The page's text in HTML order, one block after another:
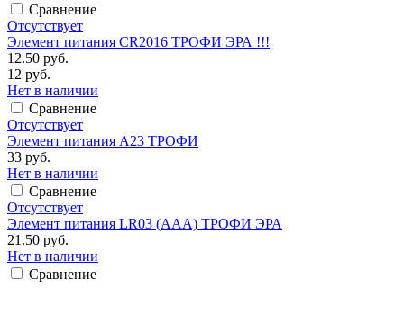
Сравнение
Отсутствует
Элемент питания CR2016 ТРОФИ ЭРА !!!
12.50 руб.
12 руб.
Нет в наличии
Сравнение
Отсутствует
Элемент питания А23 ТРОФИ
33 руб.
Нет в наличии
Сравнение
Отсутствует
Элемент питания LR03 (ААА) ТРОФИ ЭРА
21.50 руб.
Нет в наличии
Сравнение